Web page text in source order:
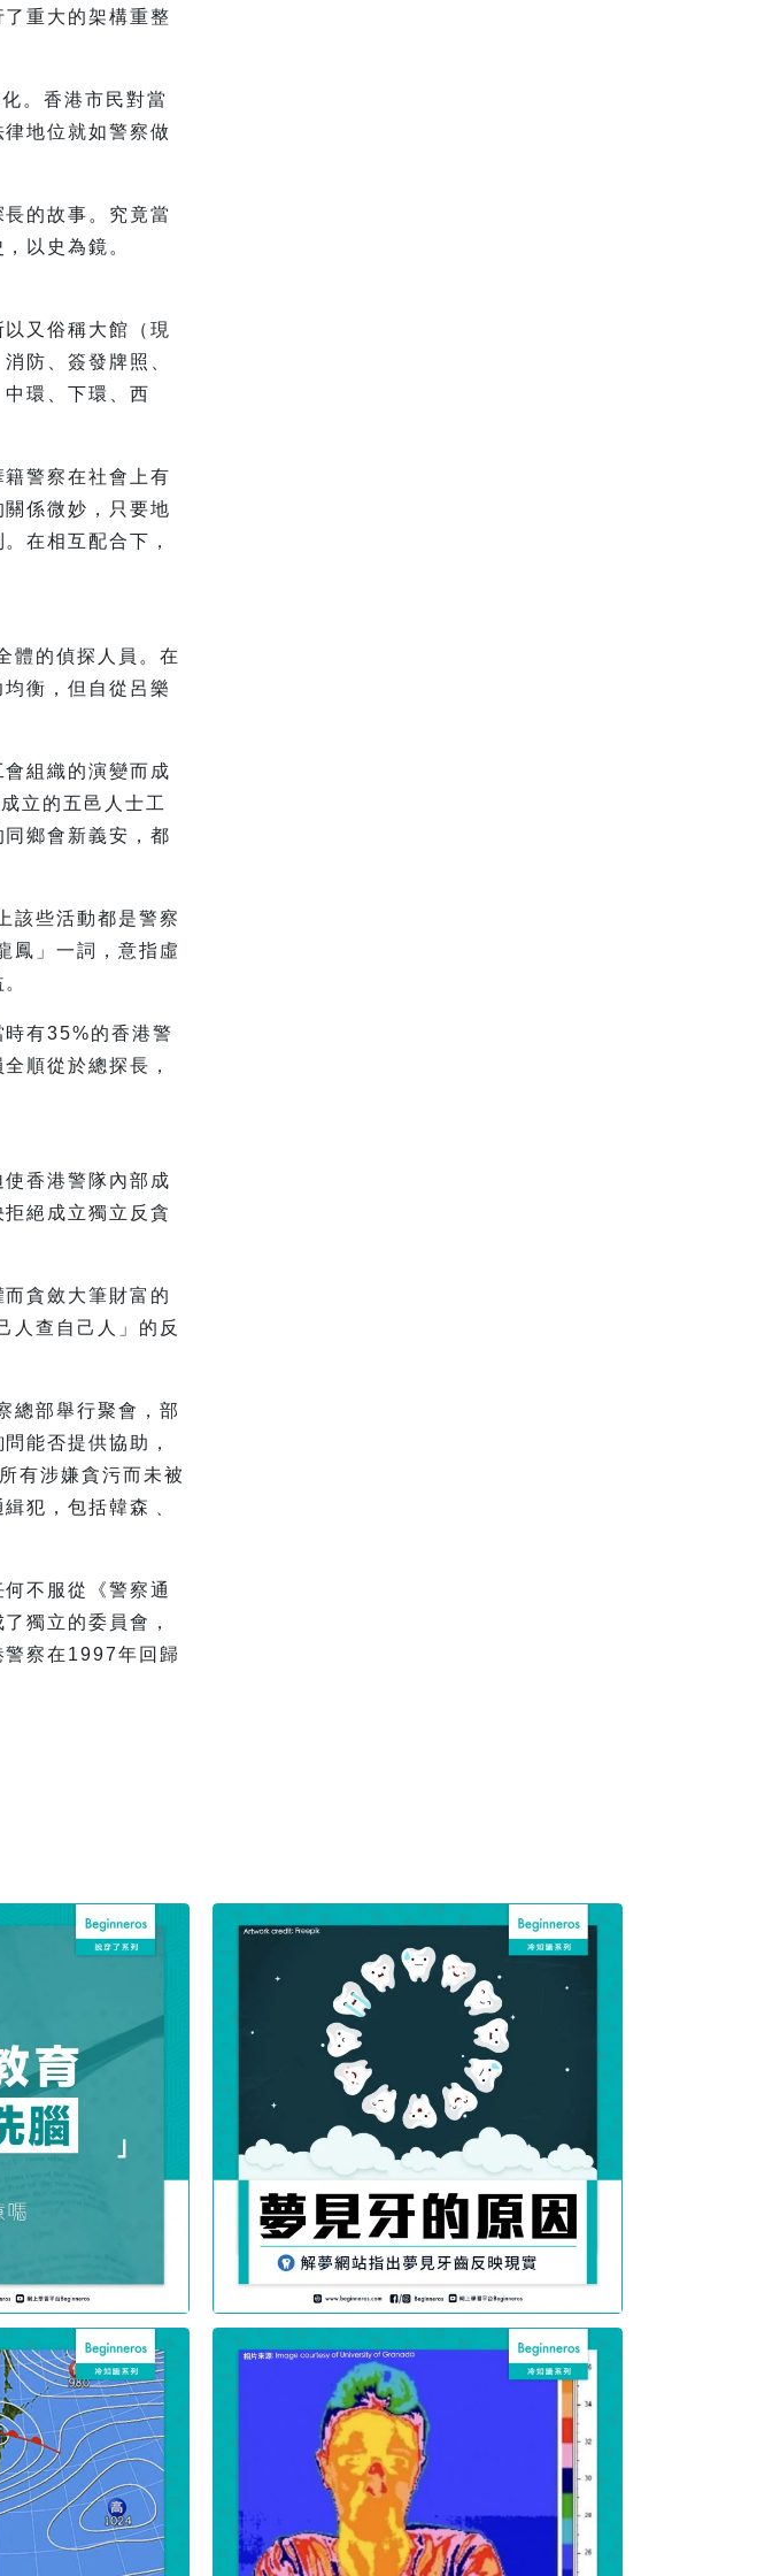
重大的架構重整
。香港市民對當
地位就如警察做
的故事。究竟當
以史為鏡。
又俗稱大館（現
防、簽發牌照、
環、下環、西
警察在社會上有
係微妙，只要地
在相互配合下，
體的偵探人員。在
衡，但自從呂樂
組織的演變而成
立的五邑人士工
鄉會新義安，都
該些活動都是警察
鳳」一詞，意指虛
有35%的香港警
順從於總探長，
香港警隊內部成
絕成立獨立反貪
貪斂大筆財富的
人查自己人」的反
總部舉行聚會，部
能否提供協助，
有涉嫌貪污而未被
犯，包括韓森﹑
不服從《警察通
獨立的委員會，
警察在1997年回歸